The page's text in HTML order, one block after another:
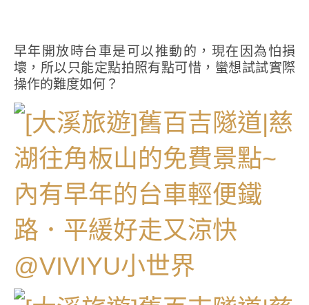
早年開放時台車是可以推動的，現在因為怕損
壞，所以只能定點拍照有點可惜，蠻想試試實際
操作的難度如何？